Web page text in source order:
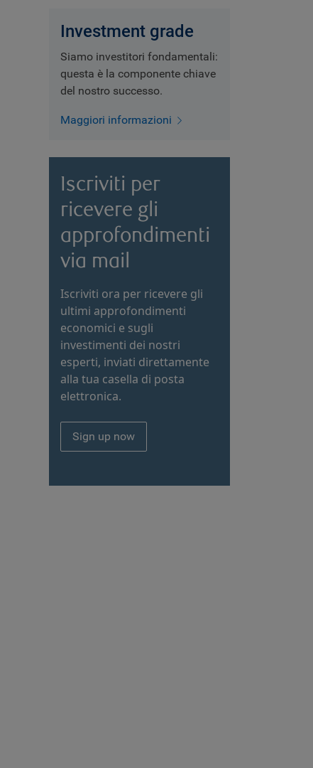
Investment grade
Siamo investitori fondamentali:
questa è la componente chiave
del nostro successo.
Maggiori informazioni
Iscriviti per
ricevere gli
approfondimenti
via mail
Iscriviti ora per ricevere gli
ultimi approfondimenti
economici e sugli
investimenti dei nostri
esperti, inviati direttamente
alla tua casella di posta
elettronica.
Sign up now